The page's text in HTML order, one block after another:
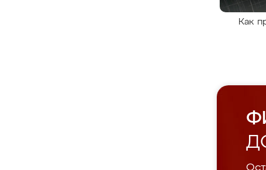
Как